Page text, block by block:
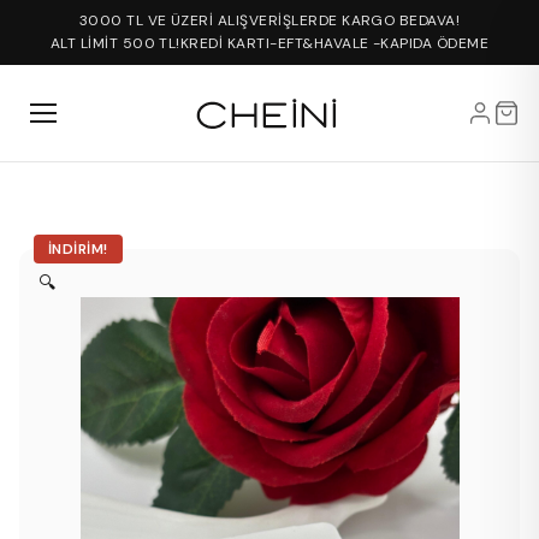
3000 TL VE ÜZERİ ALIŞVERİŞLERDE KARGO BEDAVA!
ALT LİMİT 500 TL!KREDİ KARTI-EFT&HAVALE -KAPIDA ÖDEME
İNDIRIM!
🔍